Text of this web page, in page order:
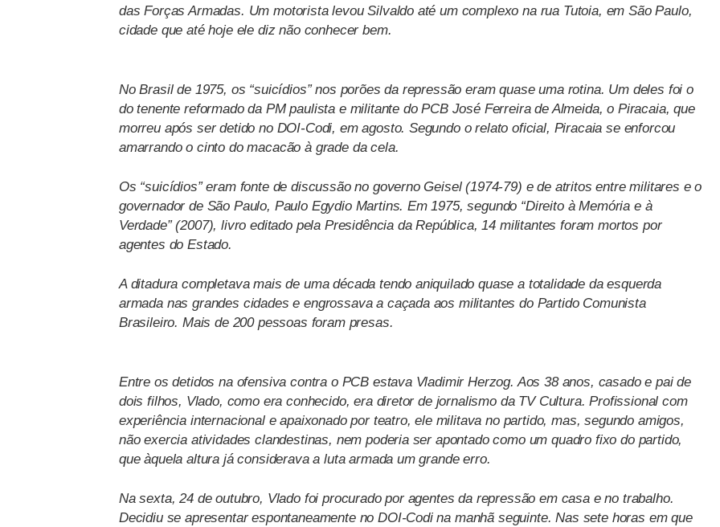
das Forças Armadas. Um motorista levou Silvaldo até um complexo na rua Tutoia, em São Paulo,
cidade que até hoje ele diz não conhecer bem.
No Brasil de 1975, os “suicídios” nos porões da repressão eram quase uma rotina. Um deles foi o
do tenente reformado da PM paulista e militante do PCB José Ferreira de Almeida, o Piracaia, que
morreu após ser detido no DOI-Codi, em agosto. Segundo o relato oficial, Piracaia se enforcou
amarrando o cinto do macacão à grade da cela.
Os “suicídios” eram fonte de discussão no governo Geisel (1974-79) e de atritos entre militares e o
governador de São Paulo, Paulo Egydio Martins. Em 1975, segundo “Direito à Memória e à
Verdade” (2007), livro editado pela Presidência da República, 14 militantes foram mortos por
agentes do Estado.
A ditadura completava mais de uma década tendo aniquilado quase a totalidade da esquerda
armada nas grandes cidades e engrossava a caçada aos militantes do Partido Comunista
Brasileiro. Mais de 200 pessoas foram presas.
Entre os detidos na ofensiva contra o PCB estava Vladimir Herzog. Aos 38 anos, casado e pai de
dois filhos, Vlado, como era conhecido, era diretor de jornalismo da TV Cultura. Profissional com
experiência internacional e apaixonado por teatro, ele militava no partido, mas, segundo amigos,
não exercia atividades clandestinas, nem poderia ser apontado como um quadro fixo do partido,
que àquela altura já considerava a luta armada um grande erro.
Na sexta, 24 de outubro, Vlado foi procurado por agentes da repressão em casa e no trabalho.
Decidiu se apresentar espontaneamente no DOI-Codi na manhã seguinte. Nas sete horas em que